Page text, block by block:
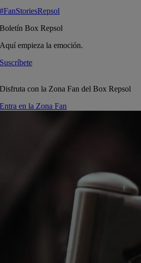
#FanStoriesRepsol
Boletín Box Repsol
Aquí empieza la emoción.
Suscríbete
Disfruta con la Zona Fan del Box Repsol
Entra en la Zona Fan